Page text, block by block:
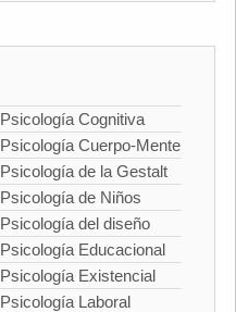
Psicología Cognitiva
Psicología Cuerpo-Mente
Psicología de la Gestalt
Psicología de Niños
Psicología del diseño
Psicología Educacional
Psicología Existencial
Psicología Laboral